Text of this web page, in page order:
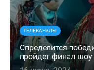
ТЕЛЕКАНАЛЫ
Определится
пройдет финал шоу